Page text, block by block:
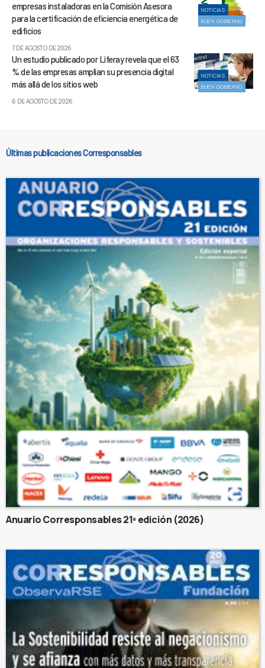
NOTICIAS
BUEN GOBIERNO
empresas instaladoras en la Comisión Asesora
para la certificación de eficiencia energética de
edificios
7 DE AGOSTO DE 2026
NOTICIAS
BUEN GOBIERNO
Un estudio publicado por Liferay revela que el 63
% de las empresas amplían su presencia digital
más allá de los sitios web
6 DE AGOSTO DE 2026
Últimas publicaciones Corresponsables
Anuario Corresponsables 21ª edición (2026)